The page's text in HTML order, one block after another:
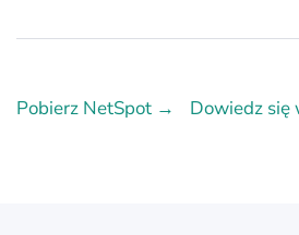
Pobierz NetSpot → Dowiedz się